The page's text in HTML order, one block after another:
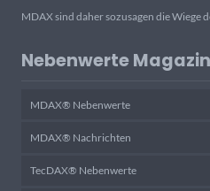
MDAX sind daher sozusagen die Wiege
Nebenwerte Magazin
MDAX® Nebenwerte
MDAX® Nachrichten
TecDAX® Nebenwerte